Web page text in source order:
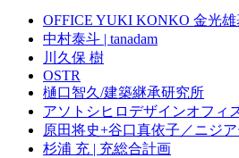
OFFICE YUKI KONKO 金光雄
中村泰斗 | tanadam
川久保 樹
OSTR
樋口智久/建築継承研究所
アソトシヒロデザインオフィ
原田将史+谷口真依子／ニジ
杉浦 充 | 充総合計画